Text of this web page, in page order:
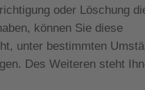
oder Löschung
können Sie diese
unter bestimmten
Des Weiteren steht